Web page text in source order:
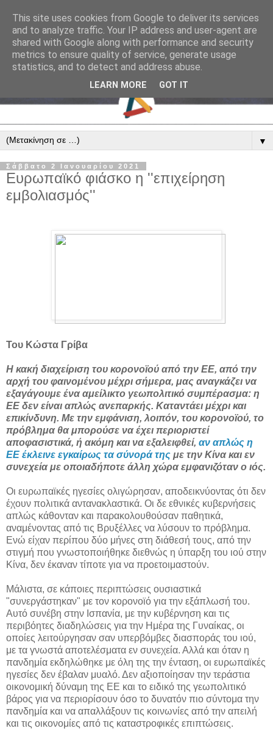
▼
Σάββατο 2 Ιανουαρίου 2021
Ευρωπαϊκό φιάσκο η ''επιχείρηση
εμβολιασμός''
Του Κώστα Γρίβα
Η κακή διαχείριση του κορονοϊού από την ΕΕ, από την
αρχή του φαινομένου μέχρι σήμερα, μας αναγκάζει να
εξαγάγουμε ένα αμείλικτο γεωπολιτικό συμπέρασμα: η
ΕΕ δεν είναι απλώς ανεπαρκής. Καταντάει μέχρι και
επικίνδυνη. Με την εμφάνιση, λοιπόν, του κορονοϊού, το
πρόβλημα θα μπορούσε να έχει περιοριστεί
αποφασιστικά, ή ακόμη και να εξαλειφθεί, αν απλώς η
ΕΕ έκλεινε εγκαίρως τα σύνορά της με την Κίνα και εν
συνεχεία με οποιαδήποτε άλλη χώρα εμφανιζόταν ο ιός.
Οι ευρωπαϊκές ηγεσίες ολιγώρησαν, αποδεικνύοντας ότι δεν
έχουν πολιτικά αντανακλαστικά. Οι δε εθνικές κυβερνήσεις
απλώς κάθονταν και παρακολουθούσαν παθητικά,
αναμένοντας από τις Βρυξέλλες να λύσουν το πρόβλημα.
Ενώ είχαν περίπου δύο μήνες στη διάθεσή τους, από την
στιγμή που γνωστοποιήθηκε διεθνώς η ύπαρξη του ιού στην
Κίνα, δεν έκαναν τίποτε για να προετοιμαστούν.
Μάλιστα, σε κάποιες περιπτώσεις ουσιαστικά
"συνεργάστηκαν" με τον κορονοϊό για την εξάπλωσή του.
Αυτό συνέβη στην Ισπανία, με την κυβέρνηση και τις
περιβόητες διαδηλώσεις για την Ημέρα της Γυναίκας, οι
οποίες λειτούργησαν σαν υπερβόμβες διασποράς του ιού,
με τα γνωστά αποτελέσματα εν συνεχεία. Αλλά και όταν η
πανδημία εκδηλώθηκε με όλη της την ένταση, οι ευρωπαϊκές
ηγεσίες δεν έβαλαν μυαλό. Δεν αξιοποίησαν την τεράστια
οικονομική δύναμη της ΕΕ και το ειδικό της γεωπολιτικό
βάρος για να περιορίσουν όσο το δυνατόν πιο σύντομα την
πανδημία και να απαλλάξουν τις κοινωνίες από την απειλή
και τις οικονομίες από τις καταστροφικές επιπτώσεις.
This site uses cookies from Google to deliver its services
and to analyze traffic. Your IP address and user-agent are
shared with Google along with performance and security
metrics to ensure quality of service, generate usage
statistics, and to detect and address abuse.
LEARN MORE GOT IT